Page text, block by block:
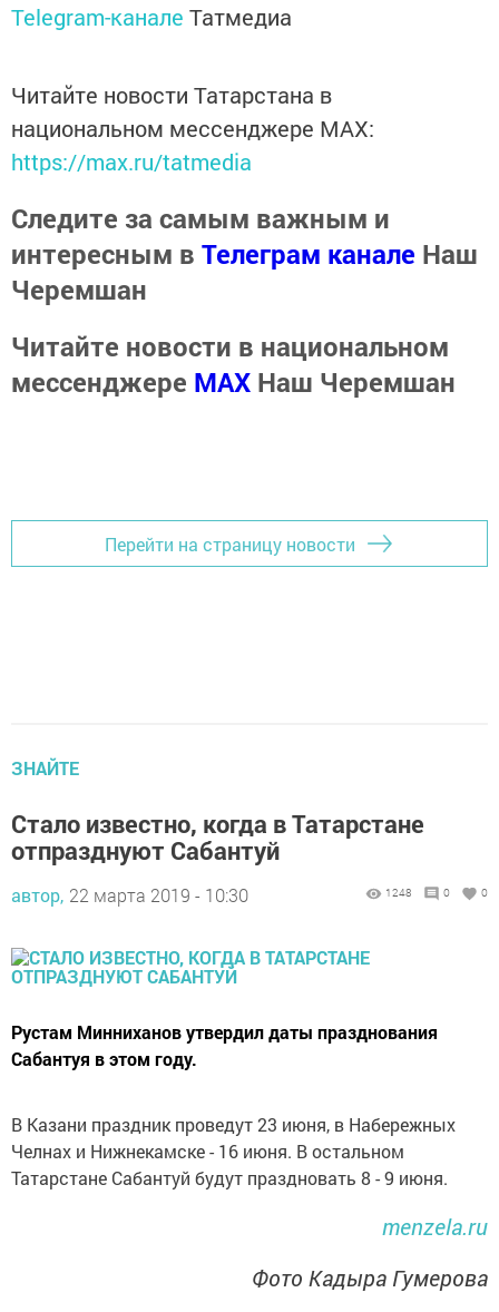
Telegram-канале Татмедиа
Читайте новости Татарстана в
национальном мессенджере MАХ:
https://max.ru/tatmedia
Следите за самым важным и
интересным в Телеграм канале Наш
Черемшан
Читайте новости в национальном
мессенджере MАХ Наш Черемшан
Перейти на страницу новости
ЗНАЙТЕ
Стало известно, когда в Татарстане
отпразднуют Сабантуй
автор, 22 марта 2019 - 10:30 1248 0 0
Рустам Минниханов утвердил даты празднования
Сабантуя в этом году.
В Казани праздник проведут 23 июня, в Набережных
Челнах и Нижнекамске - 16 июня. В остальном
Татарстане Сабантуй будут праздновать 8 - 9 июня.
menzela.ru
Фото Кадыра Гумерова